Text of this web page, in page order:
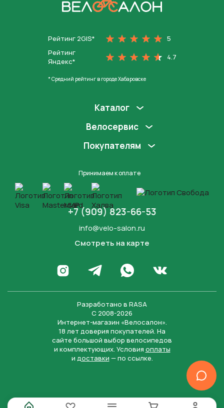
Рейтинг 2GIS*
5
Рейтинг
Яндекс*
4.7
* Средний рейтинг в городе Хабаровске
Каталог
Велосервис
Покупателям
Принимаем к оплате
+7 (909) 823-66-53
info@velo-salon.ru
Смотреть на карте
Перейти в Инстаграм
Написать в Телеграм
Написать в WhatsApp
Перейти во
Разработано в RASA
С 2008-2026
Интернет-магазин «Велосалон».
18 лет доверия покупателей. На
сайте большой выбор велосипедов
и комплектующих. Условия оплаты
и доставки — по ссылке.
Нажимая на кнопку “Отправить заявку”, вы даете